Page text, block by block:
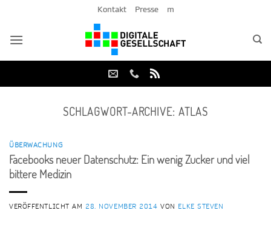
springen
Kontakt Presse m
SCHLAGWORT-ARCHIVE: ATLAS
ÜBERWACHUNG
Facebooks neuer Datenschutz: Ein wenig Zucker und viel
bittere Medizin
VERÖFFENTLICHT AM 28. NOVEMBER 2014 VON ELKE STEVEN